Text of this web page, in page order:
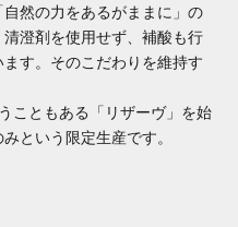
然の力をあるがままに」の
澄剤を使用せず、補酸も行
す。そのこだわりを維持す
こともある「リザーヴ」を始
という限定生産です。